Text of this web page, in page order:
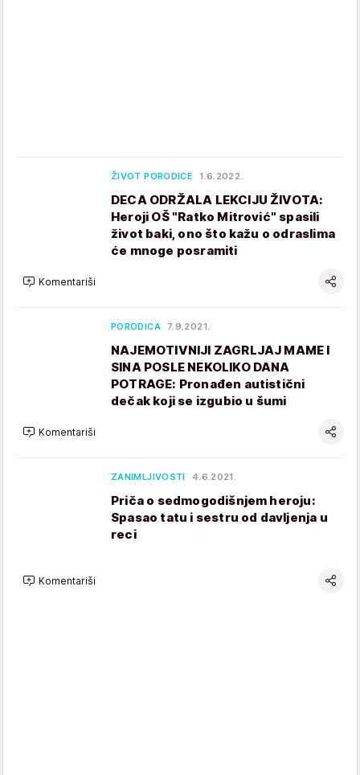
ŽIVOT PORODICE 1.6.2022.
DECA ODRŽALA LEKCIJU ŽIVOTA:
Heroji OŠ "Ratko Mitrović" spasili
život baki, ono što kažu o odraslima
će mnoge posramiti
Komentariši
PORODICA 7.9.2021.
NAJEMOTIVNIJI ZAGRLJAJ MAME I
SINA POSLE NEKOLIKO DANA
POTRAGE: Pronađen autistični
dečak koji se izgubio u šumi
Komentariši
ZANIMLJIVOSTI 4.6.2021.
Priča o sedmogodišnjem heroju:
Spasao tatu i sestru od davljenja u
reci
Komentariši